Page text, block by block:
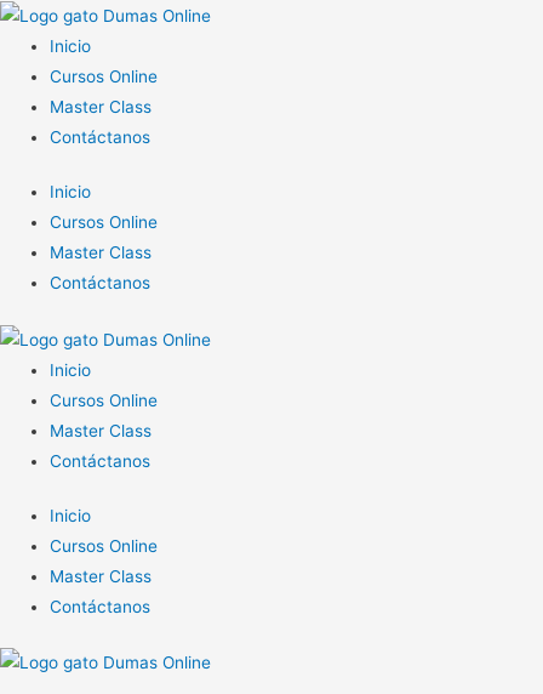
Inicio
Cursos Online
Master Class
Contáctanos
Inicio
Cursos Online
Master Class
Contáctanos
Inicio
Cursos Online
Master Class
Contáctanos
Inicio
Cursos Online
Master Class
Contáctanos